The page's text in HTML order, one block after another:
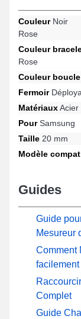
attache
design Galaxy
Samsung.
horloger
garantir un
CouleurNoir
Rose
Couleur
Rose
Couleur boucle
Fermoir
MatériauxAcier
PourSamsung
Taille 20 mm
Modèle
Guides
Guide
Mesureur
Comment
facilement
Complet
Guide